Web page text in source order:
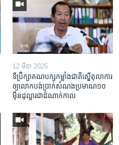
12 មីនា 2025
ទីប្រឹក្សា​គណបក្ស​កម្លាំង​ជាតិ​ស្នើ​តុលាការ​
ឲ្យ​លោក​បង់ប្រាក់​សំណង​ប្រមាណ​១០​
ម៉ឺន​ដុល្លារ​ជា​ដំណាក់កាល